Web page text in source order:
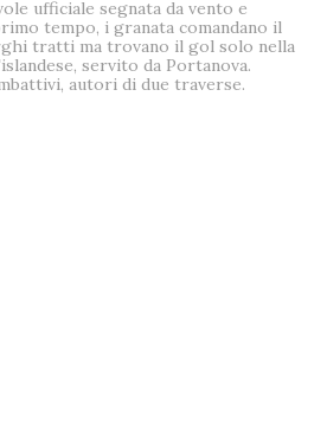
ufficiale segnata da vento e
tempo, i granata comandano il
tratti ma trovano il gol solo nella
servito da Portanova.
autori di due traverse.